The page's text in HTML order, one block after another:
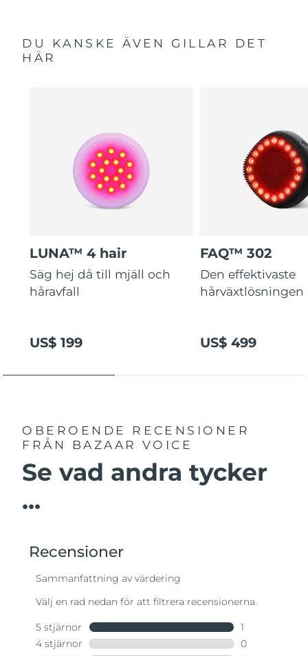
DU KANSKE ÄVEN GILLAR DET
HÄR
LUNA™ 4 hair
Säg hej då till mjäll och
håravfall
US$ 199
FAQ™ 302
Den effektivaste
hårväxtlösningen
US$ 499
OBEROENDE RECENSIONER
FRÅN BAZAAR VOICE
Se vad andra tycker
...